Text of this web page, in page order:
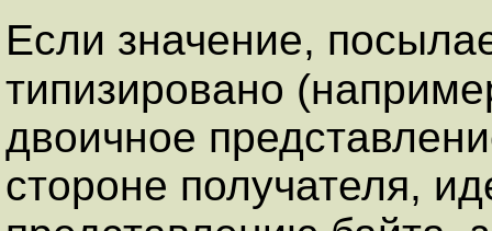
Если значение,
типизировано
двоичное
стороне получателя,